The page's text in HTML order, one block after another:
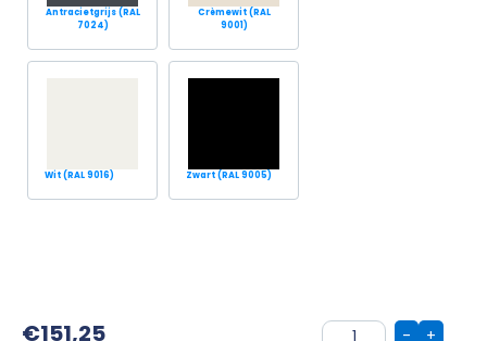
Antracietgrijs (RAL
7024)
Crèmewit (RAL
9001)
Wit (RAL 9016) Zwart (RAL 9005)
€151,25 +
-